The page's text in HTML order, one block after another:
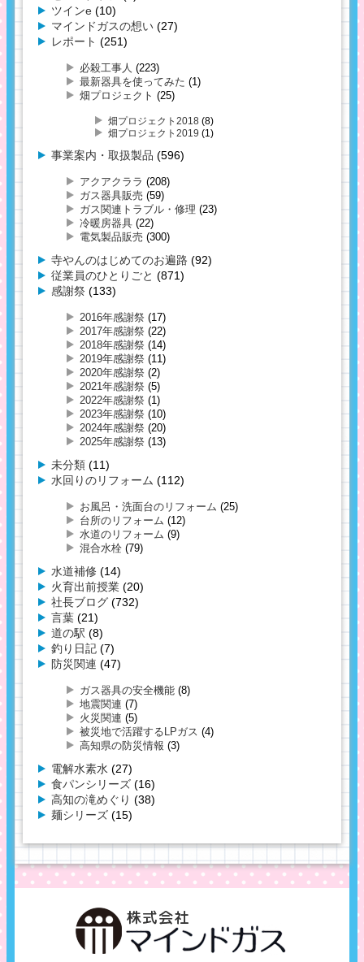
ツインe (10)
マインドガスの想い (27)
レポート (251)
必殺工事人 (223)
最新器具を使ってみた (1)
畑プロジェクト (25)
畑プロジェクト2018 (8)
畑プロジェクト2019 (1)
事業案内・取扱製品 (596)
アクアクララ (208)
ガス器具販売 (59)
ガス関連トラブル・修理 (23)
冷暖房器具 (22)
電気製品販売 (300)
寺やんのはじめてのお遍路 (92)
従業員のひとりごと (871)
感謝祭 (133)
2016年感謝祭 (17)
2017年感謝祭 (22)
2018年感謝祭 (14)
2019年感謝祭 (11)
2020年感謝祭 (2)
2021年感謝祭 (5)
2022年感謝祭 (1)
2023年感謝祭 (10)
2024年感謝祭 (20)
2025年感謝祭 (13)
未分類 (11)
水回りのリフォーム (112)
お風呂・洗面台のリフォーム (25)
台所のリフォーム (12)
水道のリフォーム (9)
混合水栓 (79)
水道補修 (14)
火育出前授業 (20)
社長ブログ (732)
言葉 (21)
道の駅 (8)
釣り日記 (7)
防災関連 (47)
ガス器具の安全機能 (8)
地震関連 (7)
火災関連 (5)
被災地で活躍するLPガス (4)
高知県の防災情報 (3)
電解水素水 (27)
食パンシリーズ (16)
高知の滝めぐり (38)
麺シリーズ (15)